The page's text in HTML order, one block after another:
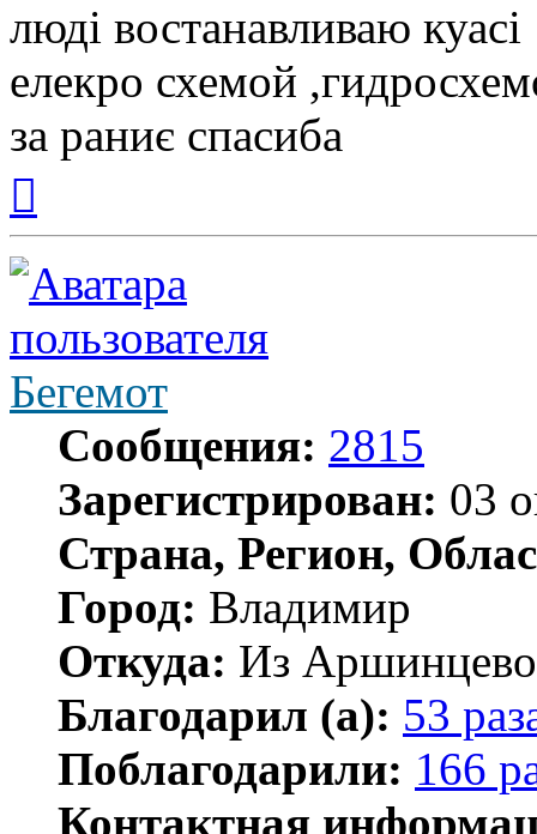
люді востанавливаю
елекро схемой
за раниє спасиба
началу
Бегемот
Сообщения: 2815
Зарегистрирован: 03
Страна, Регион,
Город: Владимир
Откуда: Из
Благодарил (а): 53
Поблагодарили: 166
Контактная